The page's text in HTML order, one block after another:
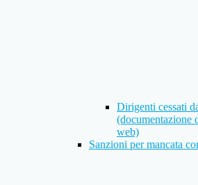
Dirigenti cessati
(documentazione
web)
Sanzioni per mancata